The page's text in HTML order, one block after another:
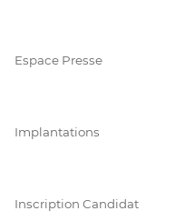
Espace Presse
Implantations
Inscription Candidat